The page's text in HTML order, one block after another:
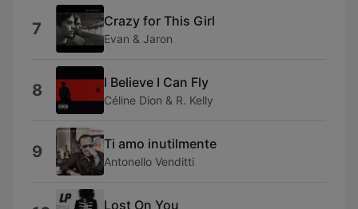
7 Crazy for This Girl
Evan & Jaron
8 I Believe I Can Fly
Céline Dion & R. Kelly
9 Ti amo inutilmente
Antonello Venditti
Lost On You